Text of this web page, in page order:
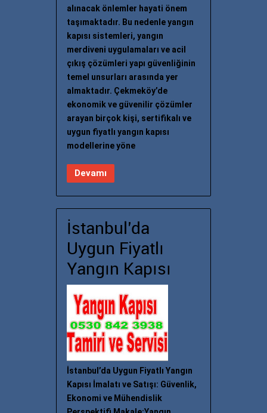
alınacak önlemler hayati önem
taşımaktadır. Bu nedenle yangın
kapısı sistemleri, yangın
merdiveni uygulamaları ve acil
çıkış çözümleri yapı güvenliğinin
temel unsurları arasında yer
almaktadır. Çekmeköy’de
ekonomik ve güvenilir çözümler
arayan birçok kişi, sertifikalı ve
uygun fiyatlı yangın kapısı
modellerine yöne
Devamı
İstanbul’da
Uygun Fiyatlı
Yangın Kapısı
İstanbul’da Uygun Fiyatlı Yangın
Kapısı İmalatı ve Satışı: Güvenlik,
Ekonomi ve Mühendislik